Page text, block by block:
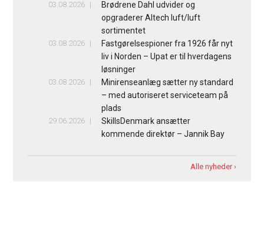
03.08.2026
Brødrene Dahl udvider og
opgraderer Altech luft/luft
sortimentet
03.08.2026
Fastgørelsespioner fra 1926 får nyt
liv i Norden – Upat er til hverdagens
løsninger
03.08.2026
Minirenseanlæg sætter ny standard
– med autoriseret serviceteam på
plads
29.06.2026
SkillsDenmark ansætter
kommende direktør – Jannik Bay
Alle nyheder ›